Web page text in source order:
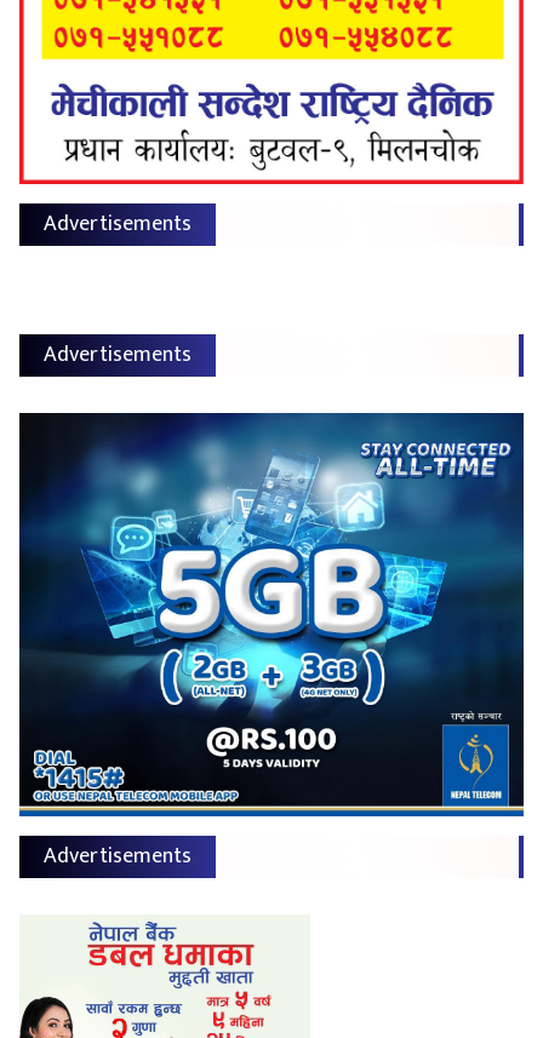
Advertisements
Advertisements
Advertisements